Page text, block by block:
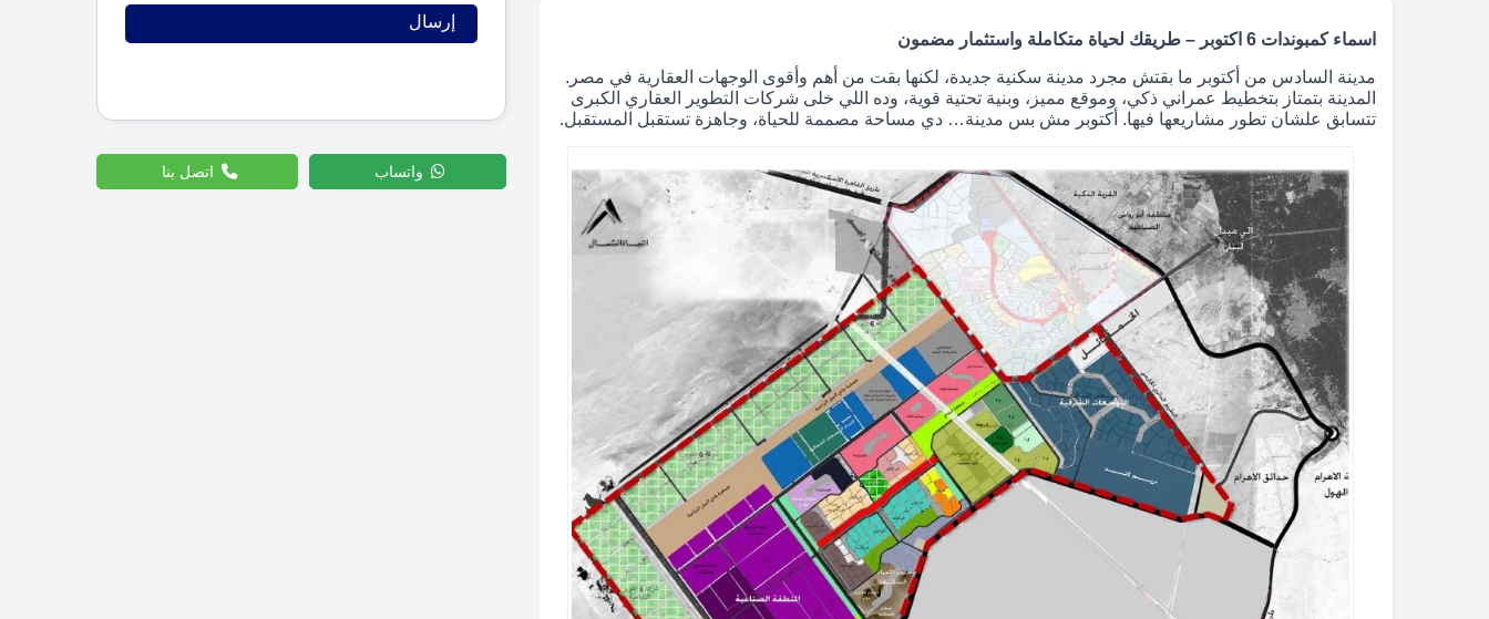
اسماء كمبوندات 6 اكتوبر – طريقك لحياة متكاملة واستثمار مضمون
مدينة السادس من أكتوبر ما بقتش مجرد مدينة سكنية جديدة، لكنها بقت من أهم وأقوى الوجهات العقارية في مصر.
المدينة بتمتاز بتخطيط عمراني ذكي، وموقع مميز، وبنية تحتية قوية، وده اللي خلى شركات التطوير العقاري الكبرى
تتسابق علشان تطور مشاريعها فيها. أكتوبر مش بس مدينة… دي مساحة مصممة للحياة، وجاهزة تستقبل المستقبل.
واتساب اتصل بنا